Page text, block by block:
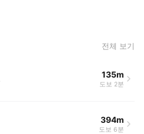
전체 보기
135m
도보 2분
394m
도보 6분